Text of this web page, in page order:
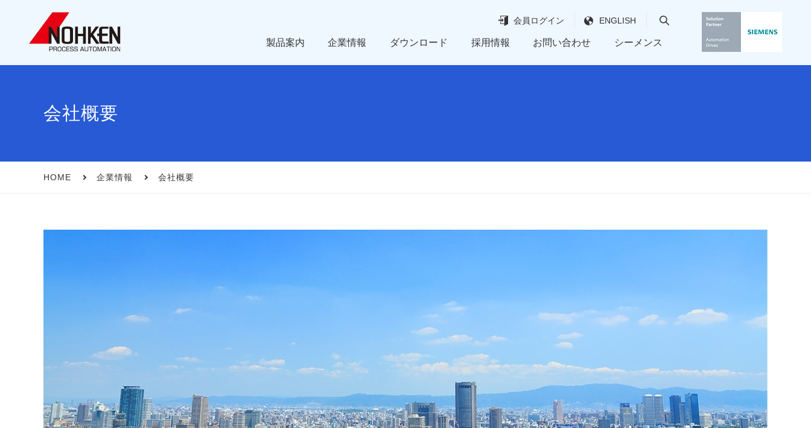
会員ログイン ENGLISH
製品案内
レベル計
補器･その他
企業情報
会社概要
ISO 9001 マネジメントシステム
ダウンロード 採用情報 お問い合わせ シーメンス
会社概要
HOME 企業情報 会社概要